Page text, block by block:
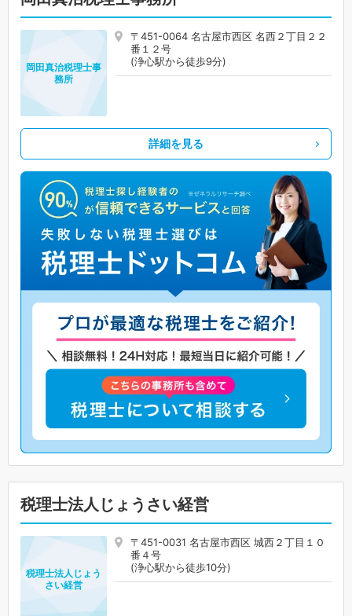
〒451-0064 名古屋市西区 名西２丁目２２
番１２号
(浄心駅から徒歩9分)
岡田真治税理士事
務所
詳細を見る
税理士法人じょうさい経営
〒451-0031 名古屋市西区 城西２丁目１０
番４号
(浄心駅から徒歩10分)
税理士法人じょう
さい経営